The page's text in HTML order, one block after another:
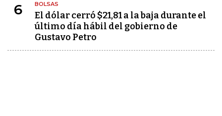
6 BOLSAS
El dólar cerró $21,81 a la baja durante el
último día hábil del gobierno de
Gustavo Petro